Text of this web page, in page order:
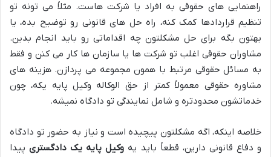
راهنمایی های حقوقی به افراد یا شرکت هاست. مثلاً می تونه تو
تنظیم قراردادها کمک کنه، راه حل های قانونی رو توضیح بده، یا
بهتون بگه برای حل مشکلتون چه اقداماتی رو باید انجام بدین.
مشاوران حقوقی اغلب تو شرکت ها یا سازمان ها کار می کنن و فقط
به مسائل حقوقی مرتبط با همون مجموعه می پردازن. هزینه های
مشاوره حقوقی معمولاً کمتر از حق الوکاله وکیل پایه یکه، چون
خدماتشون محدودتره و شامل نمایندگی تو دادگاه نمیشه.
خلاصه اینکه، اگه مشکلتون پیچیده است و نیاز به حضور تو دادگاه
و دفاع قانونی دارین، قطعاً باید یه وکیل پایه یک دادگستریپیدا